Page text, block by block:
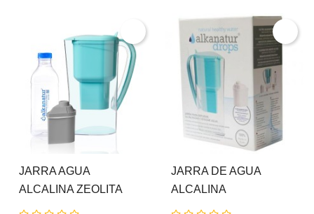
JARRA AGUA
ALCALINA ZEOLITA
CLINOPTILOLITA
JARRA DE AGUA
ALCALINA
ALKANATUR